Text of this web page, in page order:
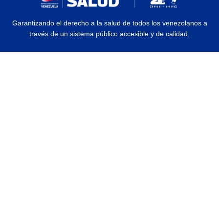
Garantizando el derecho a la salud de todos los venezolanos a
través de un sistema público accesible y de calidad.